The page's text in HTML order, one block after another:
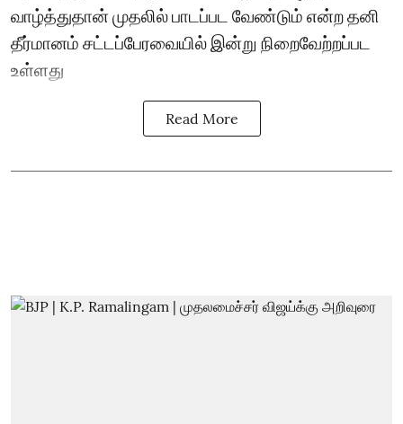
வாழ்த்துதான் முதலில் பாடப்பட வேண்டும் என்ற தனி
தீர்மானம் சட்டப்பேரவையில் இன்று நிறைவேற்றப்பட
உள்ளது
Read More